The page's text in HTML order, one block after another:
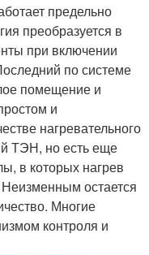
предельно
преобразуется в
при включении
по системе
помещение и
и
нагревательного
ТЭН, но есть еще
в которых нагрев
остается
Многие
контроля и